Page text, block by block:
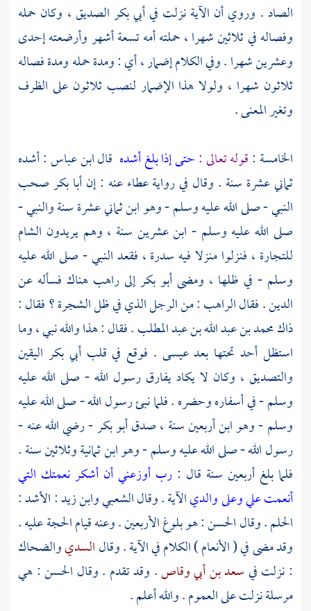
الصاد . وروي أن الآية نزلت فيأبي بكر الصديق ، وكان حمله
وفصاله في ثلاثين شهرا ، حملته أمه تسعة أشهر وأرضعته إحدى
وعشرين شهرا . وفي الكلام إضمار ، أي : ومدة حمله ومدة فصاله
ثلاثون شهرا ، ولولا هذا الإضمار لنصب ثلاثون على الظرف
وتغير المعنى .
الخامسة :قوله تعالى :حتى إذا بلغ أشده قالابن عباس: أشده
ثماني عشرة سنة . وقال في روايةعطاءعنه : إنأبا بكرصحب
النبي - صلى الله عليه وسلم - وهو ابن ثماني عشرة سنة والنبي -
صلى الله عليه وسلم - ابن عشرين سنة ، وهم يريدون الشام
للتجارة ، فنزلوا منزلا فيه سدرة ، فقعد النبي - صلى الله عليه
وسلم - في ظلها ، ومضىأبو بكرإلى راهب هناك فسأله عن
الدين . فقال الراهب : من الرجل الذي في ظل الشجرة ؟ فقال :
ذاكمحمد بن عبد الله بن عبد المطلب. فقال : هذا والله نبي ، وما
استظل أحد تحتها بعدعيسى . فوقع في قلبأبي بكر اليقين
والتصديق ، وكان لا يكاد يفارق رسول الله - صلى الله عليه
وسلم - في أسفاره وحضره . فلما نبئ رسول الله - صلى الله عليه
وسلم - وهو ابن أربعين سنة ، صدقأبو بكر- رضي الله عنه -
رسول الله - صلى الله عليه وسلم - وهو ابن ثمانية وثلاثين سنة .
فلما بلغ أربعين سنة قال : رب أوزعني أن أشكر نعمتك التي
أنعمت علي وعلى والديالآية . وقالالشعبيوابن زيد: الأشد :
الحلم . وقالالحسن: هو بلوغ الأربعين . وعنه قيام الحجة عليه .
وقد مضى في ( الأنعام ) الكلام في الآية . وقالالسديوالضحاك
: نزلت فيسعد بن أبي وقاص. وقد تقدم . وقال الحسن: هي
مرسلة نزلت على العموم . والله أعلم .